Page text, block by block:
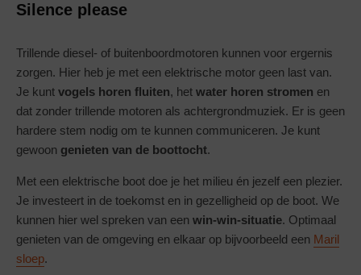
Silence please
Trillende diesel- of buitenboordmotoren kunnen voor ergernis
zorgen. Hier heb je met een elektrische motor geen last van.
Je kunt vogels horen fluiten, het water horen stromen en
dat zonder trillende motoren als achtergrondmuziek. Er is geen
hardere stem nodig om te kunnen communiceren. Je kunt
gewoon genieten van de boottocht.
Met een elektrische boot doe je het milieu én jezelf een plezier.
Je investeert in de toekomst en in gezelligheid op de boot. We
kunnen hier wel spreken van een win-win-situatie. Optimaal
genieten van de omgeving en elkaar op bijvoorbeeld een Maril
sloep.